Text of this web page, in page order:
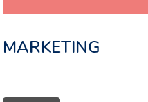
MARKETING